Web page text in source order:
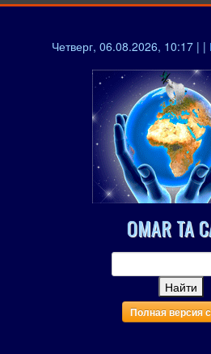
Четверг, 06.08.2026, 10:17 | |
OMAR TA
Полная версия